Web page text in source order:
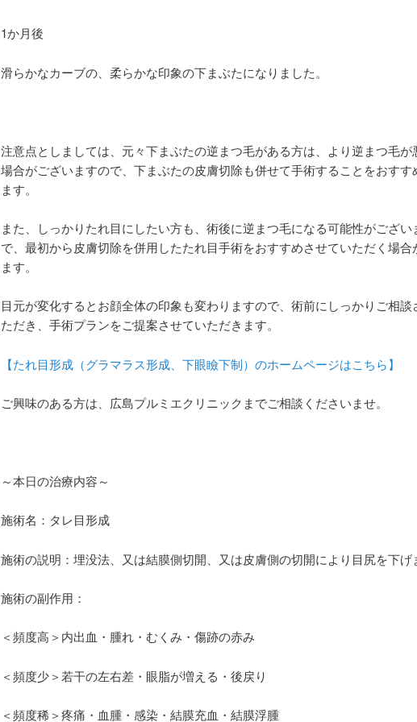
1か月後
滑らかなカーブの、柔らかな印象の下まぶたになりました。
注意点としましては、元々下まぶたの逆まつ毛がある方は、より逆まつ毛が
場合がございますので、下まぶたの皮膚切除も併せて手術することをおすす
ます。
また、しっかりたれ目にしたい方も、術後に逆まつ毛になる可能性がござい
で、最初から皮膚切除を併用したたれ目手術をおすすめさせていただく場合
ます。
目元が変化するとお顔全体の印象も変わりますので、術前にしっかりご相談
ただき、手術プランをご提案させていただきます。
【たれ目形成（グラマラス形成、下眼瞼下制）のホームページはこちら】
ご興味のある方は、広島プルミエクリニックまでご相談くださいませ。
～本日の治療内容～
施術名：タレ目形成
施術の説明：埋没法、又は結膜側切開、又は皮膚側の切開により目尻を下げ
施術の副作用：
＜頻度高＞内出血・腫れ・むくみ・傷跡の赤み
＜頻度少＞若干の左右差・眼脂が増える・後戻り
＜頻度稀＞疼痛・血腫・感染・結膜充血・結膜浮腫